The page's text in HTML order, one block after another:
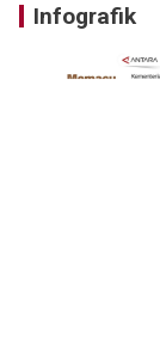
Infografik